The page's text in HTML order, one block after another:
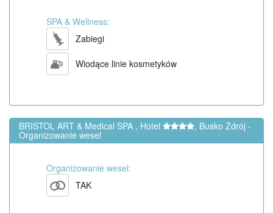
SPA & Wellness:
Zabiegi
Wiodące linie kosmetyków
BRISTOL ART & Medical SPA , Hotel , Busko Zdrój -
Organizowanie wesel
Organizowanie wesel:
TAK